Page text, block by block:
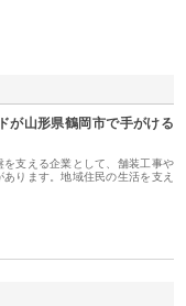
が山形県鶴岡市で手がける
支える企業として、舗装工事や
ります。地域住民の生活を支え